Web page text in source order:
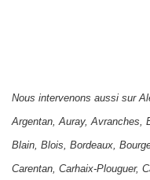
Nous intervenons aussi sur
Argentan,Auray,Avranches,
Blain, Blois, Bordeaux,
Carentan, Carhaix-Plouguer,